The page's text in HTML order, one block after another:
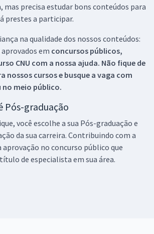
precisa estudar bons conteúdos para
prestes a participar.
na qualidade dos nossos conteúdos:
em concursos públicos,
CNU com a nossa ajuda. Não fique de
nossos cursos e busque a vaga com
meio público.
Pós-graduação
você escolhe a sua Pós-graduação e
da sua carreira. Contribuindo com a
aprovação no concurso público que
de especialista em sua área.